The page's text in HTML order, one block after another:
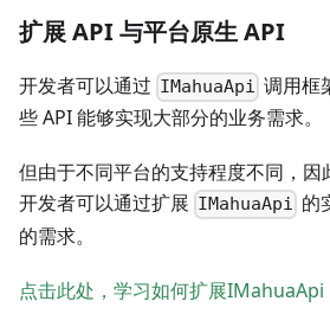
扩展 API 与平台原生 API
开发者可以通过 IMahuaApi 调用框
些 API 能够实现大部分的业务需求。
但由于不同平台的支持程度不同，因
开发者可以通过扩展 IMahuaApi 的
的需求。
点击此处，学习如何扩展IMahuaApi